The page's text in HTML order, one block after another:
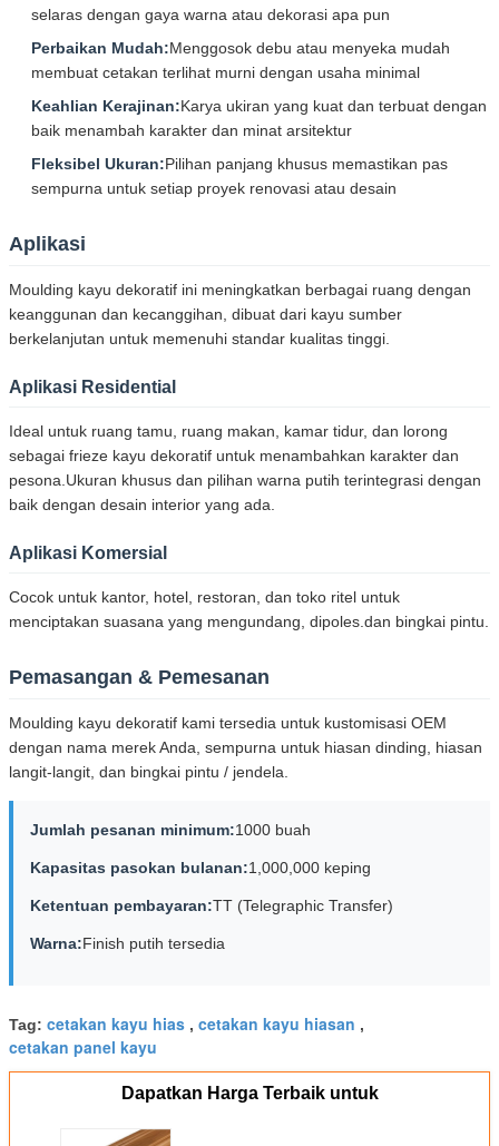
selaras dengan gaya warna atau dekorasi apa pun
Perbaikan Mudah:Menggosok debu atau menyeka mudah
membuat cetakan terlihat murni dengan usaha minimal
Keahlian Kerajinan:Karya ukiran yang kuat dan terbuat dengan
baik menambah karakter dan minat arsitektur
Fleksibel Ukuran:Pilihan panjang khusus memastikan pas
sempurna untuk setiap proyek renovasi atau desain
Aplikasi
Moulding kayu dekoratif ini meningkatkan berbagai ruang dengan
keanggunan dan kecanggihan, dibuat dari kayu sumber
berkelanjutan untuk memenuhi standar kualitas tinggi.
Aplikasi Residential
Ideal untuk ruang tamu, ruang makan, kamar tidur, dan lorong
sebagai frieze kayu dekoratif untuk menambahkan karakter dan
pesona.Ukuran khusus dan pilihan warna putih terintegrasi dengan
baik dengan desain interior yang ada.
Aplikasi Komersial
Cocok untuk kantor, hotel, restoran, dan toko ritel untuk
menciptakan suasana yang mengundang, dipoles.dan bingkai pintu.
Pemasangan & Pemesanan
Moulding kayu dekoratif kami tersedia untuk kustomisasi OEM
dengan nama merek Anda, sempurna untuk hiasan dinding, hiasan
langit-langit, dan bingkai pintu / jendela.
Jumlah pesanan minimum:1000 buah
Kapasitas pasokan bulanan:1,000,000 keping
Ketentuan pembayaran:TT (Telegraphic Transfer)
Warna:Finish putih tersedia
Tag: cetakan kayu hias , cetakan kayu hiasan ,
cetakan panel kayu
Dapatkan Harga Terbaik untuk